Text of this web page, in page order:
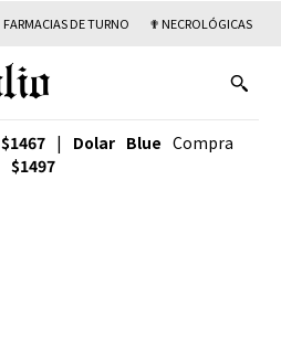
FARMACIAS DE TURNO ✟ NECROLÓGICAS
$1467 | Dolar Blue Compra
$1497